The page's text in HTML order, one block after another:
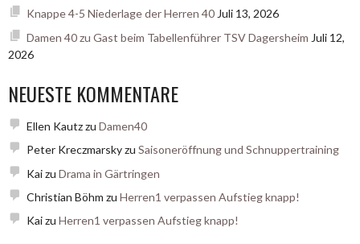
Knappe 4-5 Niederlage der Herren 40Juli 13, 2026
Damen 40 zu Gast beim Tabellenführer TSV Dagersheim Juli 12,
2026
NEUESTE KOMMENTARE
Ellen Kautzzu Damen40
Peter Kreczmarskyzu Saisoneröffnung und Schnuppertraining
Kaizu Drama in Gärtringen
Christian Böhm zu Herren1 verpassen Aufstieg knapp!
Kaizu Herren1 verpassen Aufstieg knapp!